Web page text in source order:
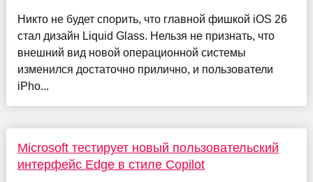
Никто не будет спорить, что главной фишкой iOS 26
стал дизайн Liquid Glass. Нельзя не признать, что
внешний вид новой операционной системы
изменился достаточно прилично, и пользователи
iPho...
Microsoft тестирует новый пользовательский
интерфейс Edge в стиле Copilot